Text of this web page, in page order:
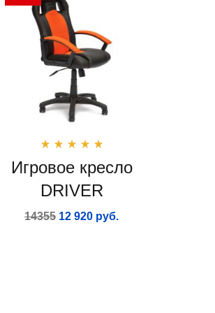
Игровое кресло
DRIVER
14355 12 920 руб.